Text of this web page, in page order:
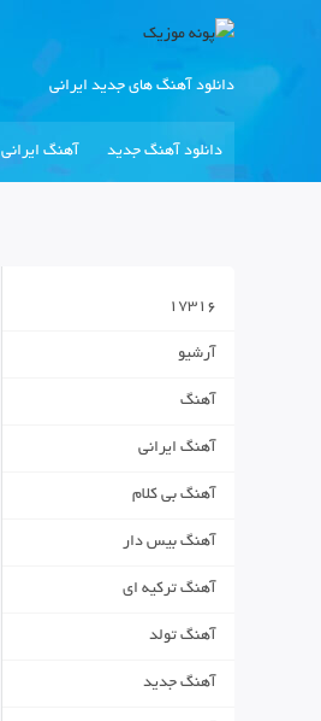
دانلود آهنگ های جدید ایرانی
دانلود آهنگ جدید آهنگ ایرانی
17316
آرشیو
آهنگ
آهنگ ایرانی
آهنگ بی کلام
آهنگ بیس دار
آهنگ ترکیه ای
آهنگ تولد
آهنگ جدید